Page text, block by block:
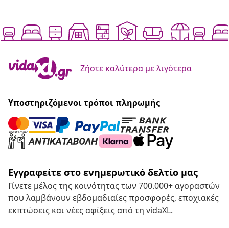
Ζήστε καλύτερα με λιγότερα
Υποστηριζόμενοι τρόποι πληρωμής
Εγγραφείτε στο ενημερωτικό δελτίο μας
Γίνετε μέλος της κοινότητας των 700.000+ αγοραστών
που λαμβάνουν εβδομαδιαίες προσφορές, εποχιακές
εκπτώσεις και νέες αφίξεις από τη vidaXL.